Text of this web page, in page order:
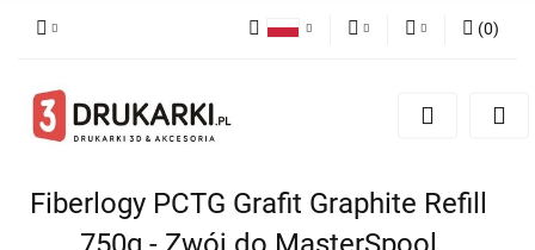
English
Zarejestruj się
(0)
Fiberlogy PCTG Grafit Graphite Refill